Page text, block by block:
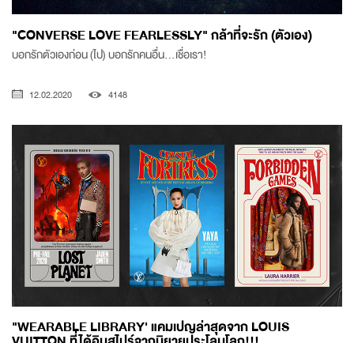
"CONVERSE LOVE FEARLESSLY" กล้าที่จะรัก (ตัวเอง)
บอกรักตัวเองก่อน (ไป) บอกรักคนอื่น...เชื่อเรา!
12.02.2020 4148
"WEARABLE LIBRARY' แคมเปญล่าสุดจาก LOUIS